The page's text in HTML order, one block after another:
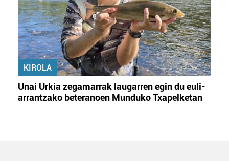
KIROLA
Unai Urkia zegamarrak laugarren egin du euli-
arrantzako beteranoen Munduko Txapelketan